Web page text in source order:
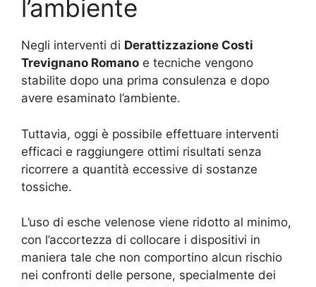
l’ambiente
Negli interventi di Derattizzazione Costi
Trevignano Romano e tecniche vengono
stabilite dopo una prima consulenza e dopo
avere esaminato l’ambiente.
Tuttavia, oggi è possibile effettuare interventi
efficaci e raggiungere ottimi risultati senza
ricorrere a quantità eccessive di sostanze
tossiche.
L’uso di esche velenose viene ridotto al minimo,
con l’accortezza di collocare i dispositivi in
maniera tale che non comportino alcun rischio
nei confronti delle persone, specialmente dei